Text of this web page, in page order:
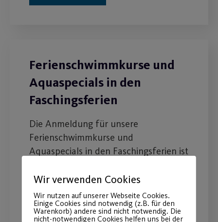
Ferienschwimmkurse und
Aquaspecials in den
Faschingsferien
Die Anmeldung für unsere
Ferienschwimmkurse und
Aquaspecials in den Faschingsferien ist
WEITERLESEN
Wir verwenden Cookies
Wir nutzen auf unserer Webseite Cookies.
Einige Cookies sind notwendig (z.B. für den
Warenkorb) andere sind nicht notwendig. Die
nicht-notwendigen Cookies helfen uns bei der